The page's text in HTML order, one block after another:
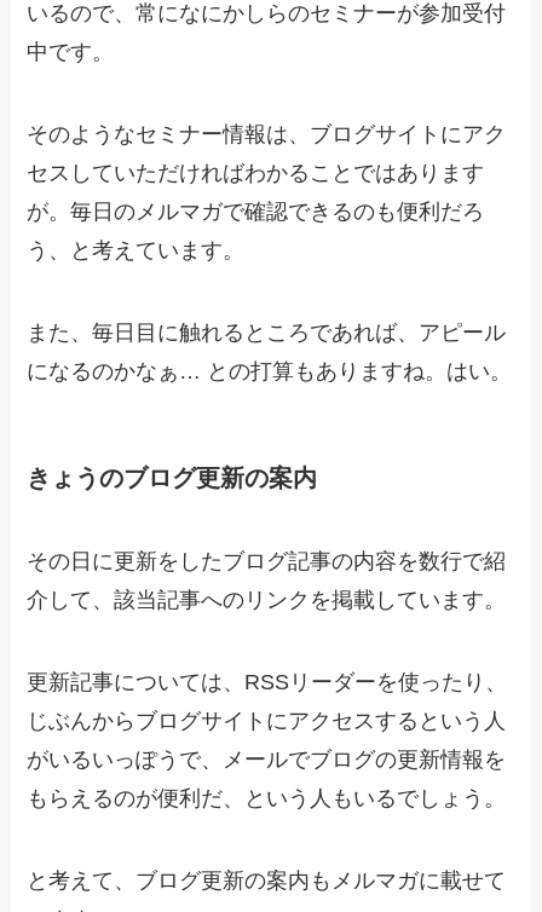
いるので、常になにかしらのセミナーが参加受付
中です。
そのようなセミナー情報は、ブログサイトにアク
セスしていただければわかることではあります
が。毎日のメルマガで確認できるのも便利だろ
う、と考えています。
また、毎日目に触れるところであれば、アピール
になるのかなぁ… との打算もありますね。はい。
きょうのブログ更新の案内
その日に更新をしたブログ記事の内容を数行で紹
介して、該当記事へのリンクを掲載しています。
更新記事については、RSSリーダーを使ったり、
じぶんからブログサイトにアクセスするという人
がいるいっぽうで、メールでブログの更新情報を
もらえるのが便利だ、という人もいるでしょう。
と考えて、ブログ更新の案内もメルマガに載せて